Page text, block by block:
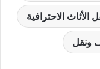
الاحترافية
ونقل